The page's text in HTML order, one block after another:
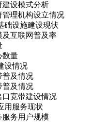
建设模式分析
管理机构设立情况
础设施建设现状
及互联网普及率
数量
设情况
普及情况
普及情况
口宽带建设情况
用服务现状
服务用户规模